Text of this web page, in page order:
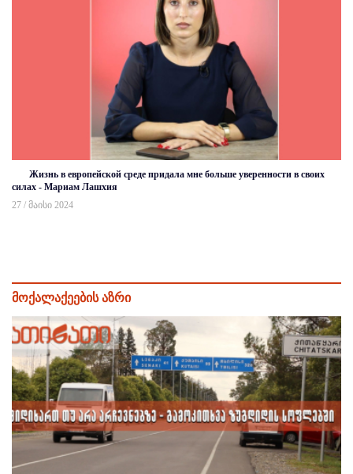
Жизнь в европейской среде придала мне больше уверенности в своих
силах - Мариам Лашхия
27 / მაისი 2024
მოქალაქეების აზრი